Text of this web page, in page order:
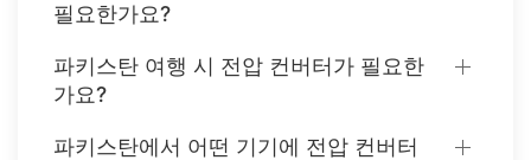
필요한가요?
파키스탄 여행 시 전압 컨버터가 필요한
가요?
파키스탄에서 어떤 기기에 전압 컨버터